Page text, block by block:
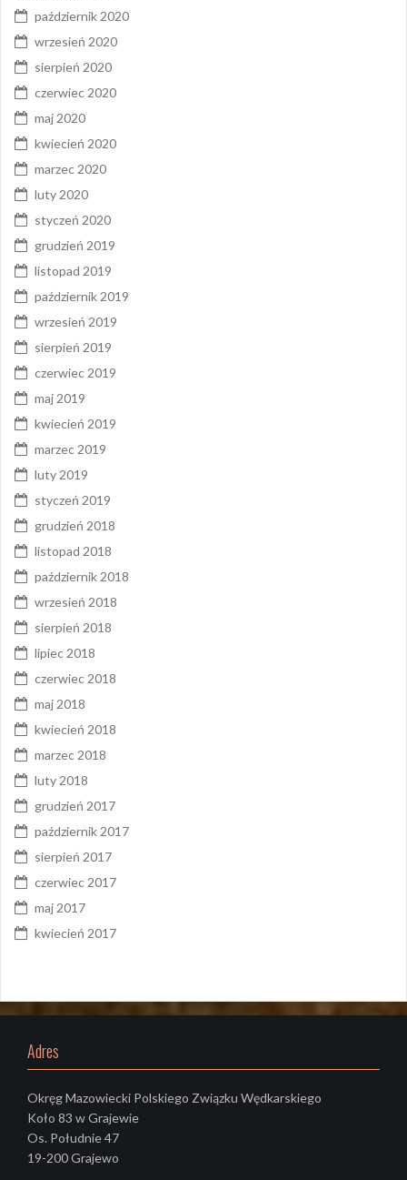
październik 2020
wrzesień 2020
sierpień 2020
czerwiec 2020
maj 2020
kwiecień 2020
marzec 2020
luty 2020
styczeń 2020
grudzień 2019
listopad 2019
październik 2019
wrzesień 2019
sierpień 2019
czerwiec 2019
maj 2019
kwiecień 2019
marzec 2019
luty 2019
styczeń 2019
grudzień 2018
listopad 2018
październik 2018
wrzesień 2018
sierpień 2018
lipiec 2018
czerwiec 2018
maj 2018
kwiecień 2018
marzec 2018
luty 2018
grudzień 2017
październik 2017
sierpień 2017
czerwiec 2017
maj 2017
kwiecień 2017
Adres
Okręg Mazowiecki Polskiego Związku Wędkarskiego
Koło 83 w Grajewie
Os. Południe 47
19-200 Grajewo